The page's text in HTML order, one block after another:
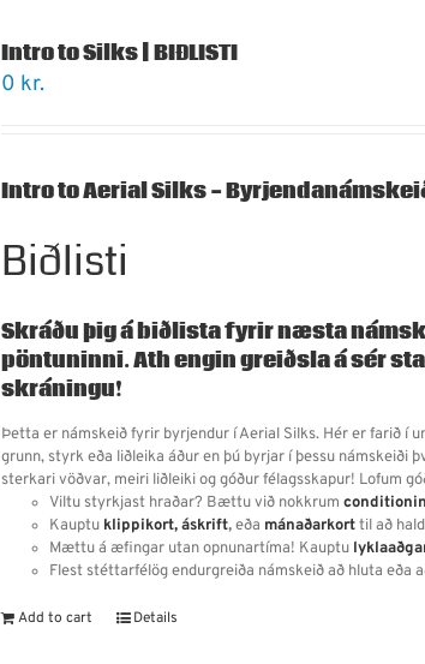
Intro to Silks | BIÐLISTI
0 kr.
Intro to Aerial Silks -
Biðlisti
Skráðu þig á biðlista fyrir næsta
pöntuninni. Ath engin greiðsla á sér
skráningu!
Þetta er námskeið fyrir byrjendur í Aerial Silks. Hér er farið í
grunn, styrk eða liðleika áður en þú byrjar í þessu námskeiði
sterkari vöðvar, meiri liðleiki og góður félagsskapur! Lofum
Viltu styrkjast hraðar? Bættu við nokkrum
Kauptu klippikort, áskrift,eða mánaðarkorttil að
Mættu á æfingar utan opnunartíma! Kauptu
Flest stéttarfélög endurgreiða námskeið að hluta eða
Add to cart Details